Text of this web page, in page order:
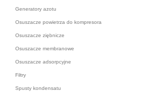
Generatory azotu
Osuszacze powietrza do kompresora
Osuszacze ziębnicze
Osuszacze membranowe
Osuszacze adsorpcyjne
Filtry
Spusty kondensatu